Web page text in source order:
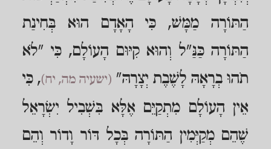
הַתּוֹרָה מַמָּשׁ, כִּי הָאָדָם הוּא בְּחִינַת
הַתּוֹרָה כַּנַּ"ל וְהוּא קִיּוּם הָעוֹלָם, כִּי "לֹא
תֹהוּ בְרָאָהּ לָשֶׁבֶת יְצָרָהּ" (ישעיה מה, יח), כִּי
אֵין הָעוֹלָם מִתְקַיֵּם אֶלָּא בִּשְׁבִיל יִשְׂרָאֵל
שֶׁהֵם מְקַיְּמִין הַתּוֹרָה בְּכָל דּוֹר וָדוֹר וְהֵם